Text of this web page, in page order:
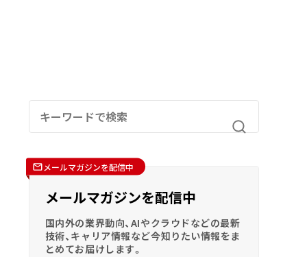
メールマガジンを配信中
メールマガジンを配信中
国内外の業界動向、AIやクラウドなどの最新
技術、キャリア情報など今知りたい情報をま
とめてお届けします。